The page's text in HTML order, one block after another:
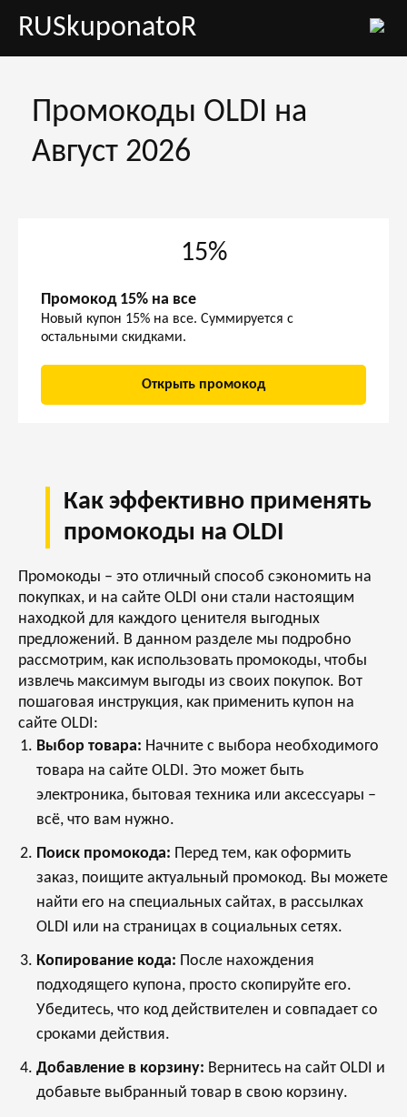
RUSkuponatoR
Промокоды OLDI на
Август 2026
15%
Промокод 15% на все
Новый купон 15% на все. Суммируется с
остальными скидками.
Открыть промокод
Как эффективно применять
промокоды на OLDI
Промокоды – это отличный способ сэкономить на
покупках, и на сайте OLDI они стали настоящим
находкой для каждого ценителя выгодных
предложений. В данном разделе мы подробно
рассмотрим, как использовать промокоды, чтобы
извлечь максимум выгоды из своих покупок. Вот
пошаговая инструкция, как применить купон на
сайте OLDI:
Выбор товара: Начните с выбора необходимого
товара на сайте OLDI. Это может быть
электроника, бытовая техника или аксессуары –
всё, что вам нужно.
Поиск промокода: Перед тем, как оформить
заказ, поищите актуальный промокод. Вы можете
найти его на специальных сайтах, в рассылках
OLDI или на страницах в социальных сетях.
Копирование кода: После нахождения
подходящего купона, просто скопируйте его.
Убедитесь, что код действителен и совпадает со
сроками действия.
Добавление в корзину: Вернитесь на сайт OLDI и
добавьте выбранный товар в свою корзину.